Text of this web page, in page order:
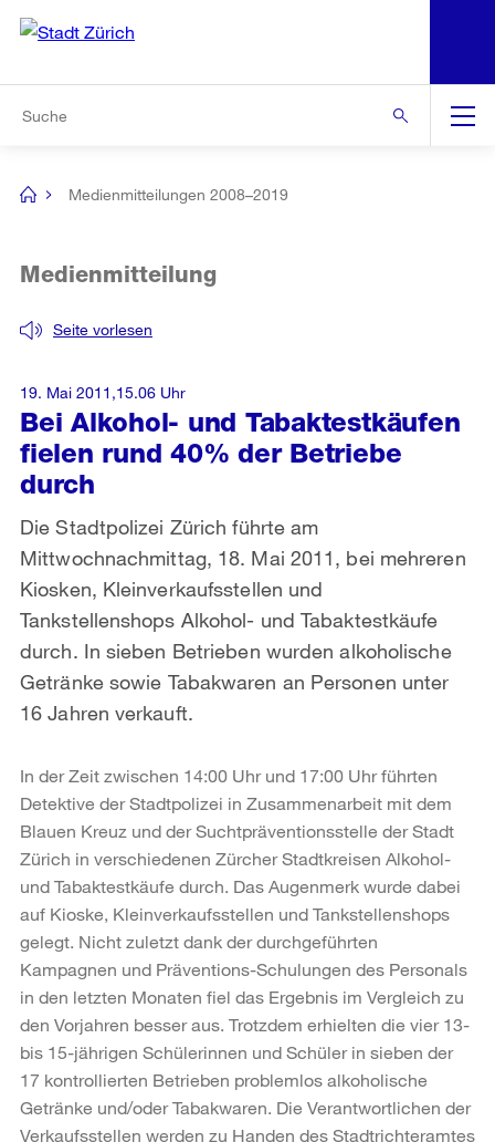
Navigation
[no
Medienmitteilungen 2008–2019
Bei Alkohol- und Tabaktestkäufen
fielen rund 40% der Betriebe
durch
Seite vorlesen
Medienmitteilung
Die Stadtpolizei Zürich führte am
Mittwochnachmittag, 18. Mai 2011, bei mehreren
Kiosken, Kleinverkaufsstellen und
Tankstellenshops Alkohol- und Tabaktestkäufe
durch. In sieben Betrieben wurden alkoholische
Getränke sowie Tabakwaren an Personen unter
16 Jahren verkauft.
19. Mai 2011,15.06 Uhr
In der Zeit zwischen 14:00 Uhr und 17:00 Uhr führten
Detektive der Stadtpolizei in Zusammenarbeit mit dem
Blauen Kreuz und der Suchtpräventionsstelle der Stadt
Zürich in verschiedenen Zürcher Stadtkreisen Alkohol-
und Tabaktestkäufe durch. Das Augenmerk wurde dabei
auf Kioske, Kleinverkaufsstellen und Tankstellenshops
gelegt. Nicht zuletzt dank der durchgeführten
Kampagnen und Präventions-Schulungen des Personals
in den letzten Monaten fiel das Ergebnis im Vergleich zu
den Vorjahren besser aus. Trotzdem erhielten die vier 13-
bis 15-jährigen Schülerinnen und Schüler in sieben der
17 kontrollierten Betrieben problemlos alkoholische
Getränke und/oder Tabakwaren. Die Verantwortlichen der
Verkaufsstellen werden zu Handen des Stadtrichteramtes